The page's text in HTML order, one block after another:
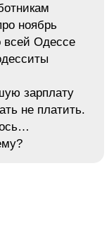
ноябрь
всей Одессе
зарплату
не платить.